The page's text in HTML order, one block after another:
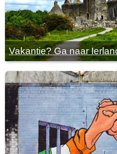
Vakantie? Ga naar